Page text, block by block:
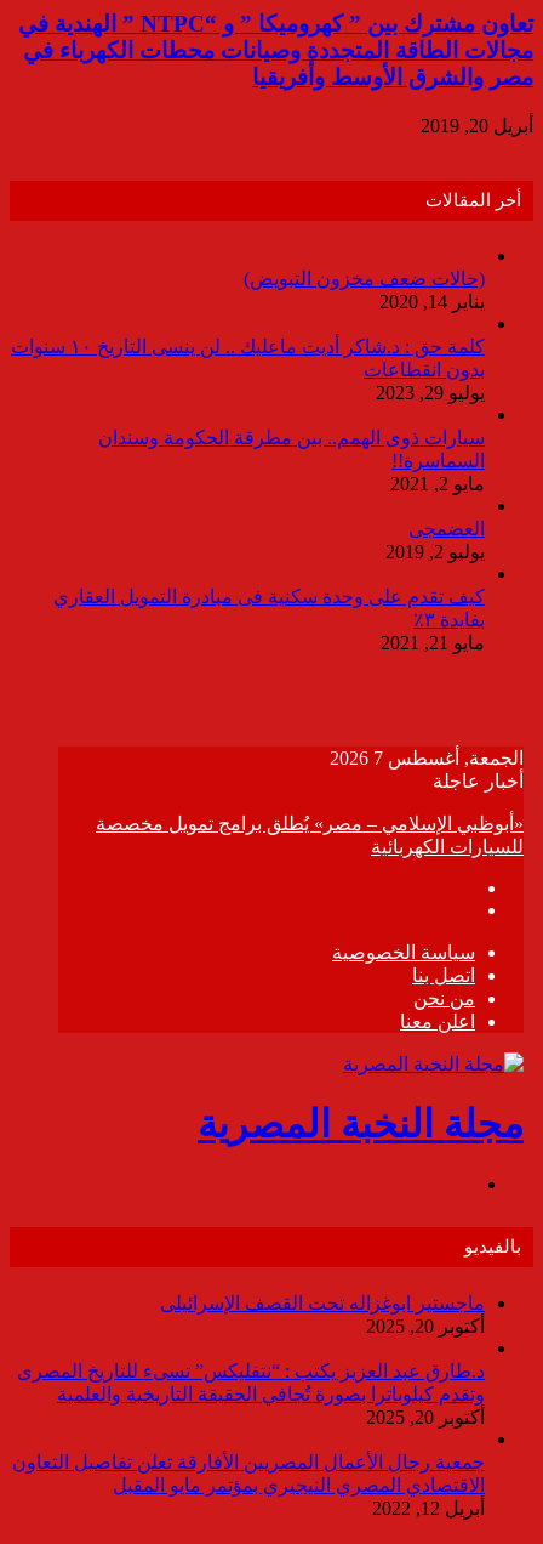
تعاون مشترك بين ” كهروميكا ” و “NTPC ” الهندية في
مجالات الطاقة المتجددة وصيانات محطات الكهرباء في
مصر والشرق الأوسط وأفريقيا
أبريل 20, 2019
أخر المقالات
(حالات ضعف مخزون التبويض)
يناير 14, 2020
كلمة حق : د.شاكر أديت ماعليك .. لن ينسى التاريخ ١٠ سنوات
بدون انقطاعات
يوليو 29, 2023
سيارات ذوى الهمم.. بين مطرقة الحكومة وسندان
السماسرة!!
مايو 2, 2021
العضمجى
يوليو 2, 2019
كيف تقدم على وحدة سكنية فى مبادرة التمويل العقاري
بفايدة ٣٪
مايو 21, 2021
بالفيديو
ماجستير ابوغزاله تحت القصف الإسرائيلى
أكتوبر 20, 2025
د.طارق عبد العزيز يكتب : “نتفليكس” تسىء للتاريخ المصرى
وتقدم كيلوباترا بصورة تُجافي الحقيقة التاريخية والعلمية
أكتوبر 20, 2025
جمعية رجال الأعمال المصريين الأفارقة تعلن تفاصيل التعاون
الاقتصادي المصري النيجيري بمؤتمر مايو المقبل
أبريل 12, 2022